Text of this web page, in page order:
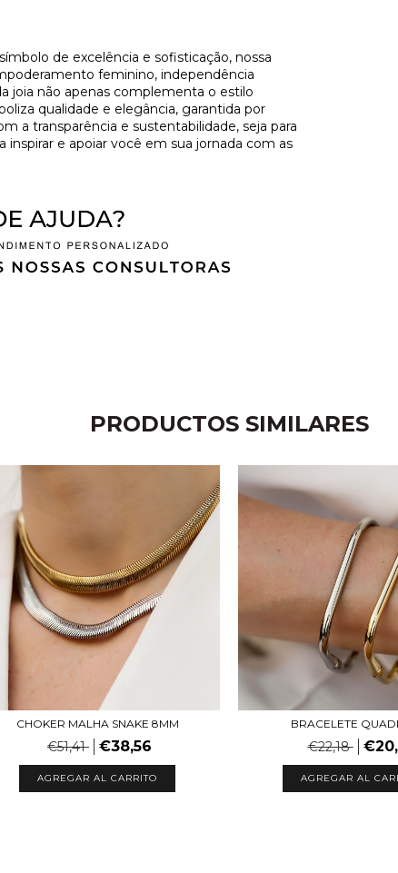
de excelência e sofisticação, nossa
feminino, independência
joia não apenas complementa o estilo
qualidade e elegância, garantida por
a transparência e sustentabilidade, seja para
e apoiar você em sua jornada com as
PRODUCTOS SIMILARES
CHOKER MALHA SNAKE 8MM
€51,41 €38,56
AGREGAR AL CARRITO
BRACELETE
€22,18
AGREGAR AL